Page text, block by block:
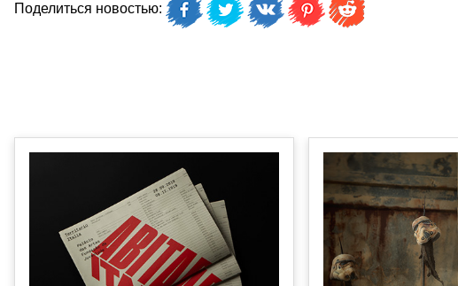
Поделиться новостью: